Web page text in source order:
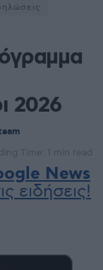
2026
Time: 1 min read
News
ειδήσεις!